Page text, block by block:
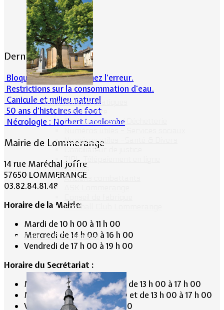
Informations pratiques
Bus scolaire
Environnement / Déchetterie
Numéros utiles -Santé & Divers
Conciliateur de justice
TIPI : Télépaiement en ligne
Associations
Anciens combattants
Football Club Lommerange
Culture & Patrimoine
Dernières actualités
Bloqué en forêt. Cherchez l’erreur.
Restrictions sur la consommation d'eau.
Canicule et milieu naturel
50 ans d’histoires de foot
Nécrologie : Norbert Lacolombe
Mairie de Lommerange
14 rue Maréchal Joffre
57650 LOMMERANGE
03.82.84.81.48
Horaire de la Mairie:
Mardi de 10 h 00 à 11 h 00
Mercredi de 14 h 00 à 16 h 00
Vendredi de 17 h 00 à 19 h 00
Horaire du Secrétariat :
Mardi de 9 h 30 à 12 h 30 et de 13 h 00 à 17 h 00
Mercredi de 9 h 30 à 12 h 30 et de 13 h 00 à 17 h 00
Vendredi de 13 h 00 à 19 h 00